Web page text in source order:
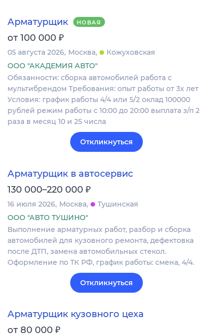
Арматурщик НОВАЯ
от 100 000 ₽
05 августа 2026 Москва
Кожуховская
ООО "АКАДЕМИЯ АВТО"
Обязанности: сборка автомобилей работа с
мультибрендом Требования: опыт работы от 3х лет
Условия: график работы 4/4 или 5/2 оклад 100000
рублей режим работы с 10:00 до 20:00 выплата з/п 2
раза в месяц 10 и 25 числа
Откликнуться
Арматурщик в автосервис
130 000–220 000 ₽
16 июля 2026 Москва
Тушинская
ООО "АВТО ТУШИНО"
Выполнение арматурных работ, разбор и сборка
автомобилей для кузовного ремонта, дефектовка
после ДТП, замена автомобильных стекол.
Оформление по ТК РФ, график работы: смена, 4/4.
Откликнуться
Арматурщик кузовного цеха
от 80 000 ₽